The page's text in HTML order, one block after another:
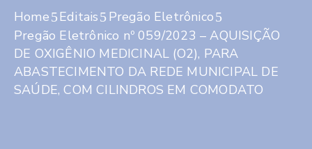
Home Editais
Pregão Eletrônico
Pregão Eletrônico nº 059/2023 – AQUISIÇÃO
DE OXIGÊNIO MEDICINAL (O2), PARA
ABASTECIMENTO DA REDE MUNICIPAL DE
SAÚDE, COM CILINDROS EM COMODATO